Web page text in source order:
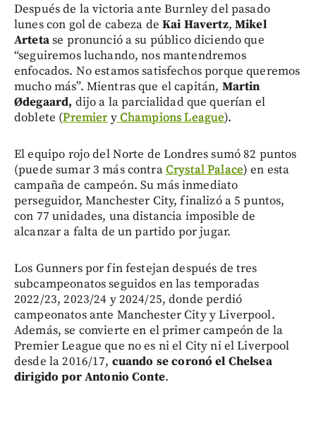
Después de la victoria ante Burnley del pasado
lunes con gol de cabeza de Kai Havertz,Mikel
Artetase pronunció a su público diciendo que
“seguiremos luchando, nos mantendremos
enfocados. No estamos satisfechos porque queremos
mucho más”. Mientras que el capitán, Martin
Ødegaard, dijo a la parcialidad que querían el
doblete (Premier yChampions League).
El equipo rojo del Norte de Londres sumó 82 puntos
(puede sumar 3 más contraCrystal Palace) en esta
campaña de campeón. Su más inmediato
perseguidor, Manchester City, finalizó a 5 puntos,
con 77 unidades, una distancia imposible de
alcanzar a falta de un partido por jugar.
Los Gunners por fin festejan después de tres
subcampeonatos seguidos en las temporadas
2022/23, 2023/24 y 2024/25, donde perdió
campeonatos ante Manchester City y Liverpool.
Además, se convierte en el primer campeón de la
Premier League que no es ni el City ni el Liverpool
desde la 2016/17, cuando se coronó el Chelsea
dirigido por Antonio Conte.